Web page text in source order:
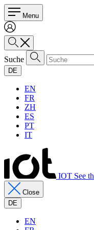
Menu
Suche
DE
EN
FR
ZH
ES
PT
IT
IOT See
Close
DE
EN